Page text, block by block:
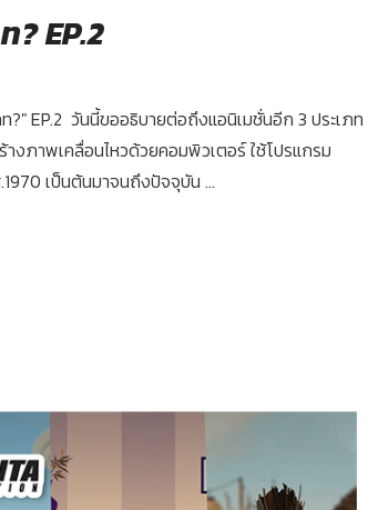
EP.2
?" EP.2 วันนี้ขออธิบายต่อถึงแอนิเมชั่นอีก 3 ประเภท
าพเคลื่อนไหวด้วยคอมพิวเตอร์ ใช้โปรแกรม
เป็นต้นมาจนถึงปัจจุบัน ...